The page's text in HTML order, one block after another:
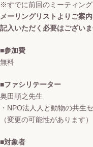
※すでに前回のミーティング
メーリングリストよりご案
記入いただく必要はございま
■参加費
無料
■ファシリテーター
奥田順之先生
・NPO法人人と動物の共生
（変更の可能性があります）
■対象者